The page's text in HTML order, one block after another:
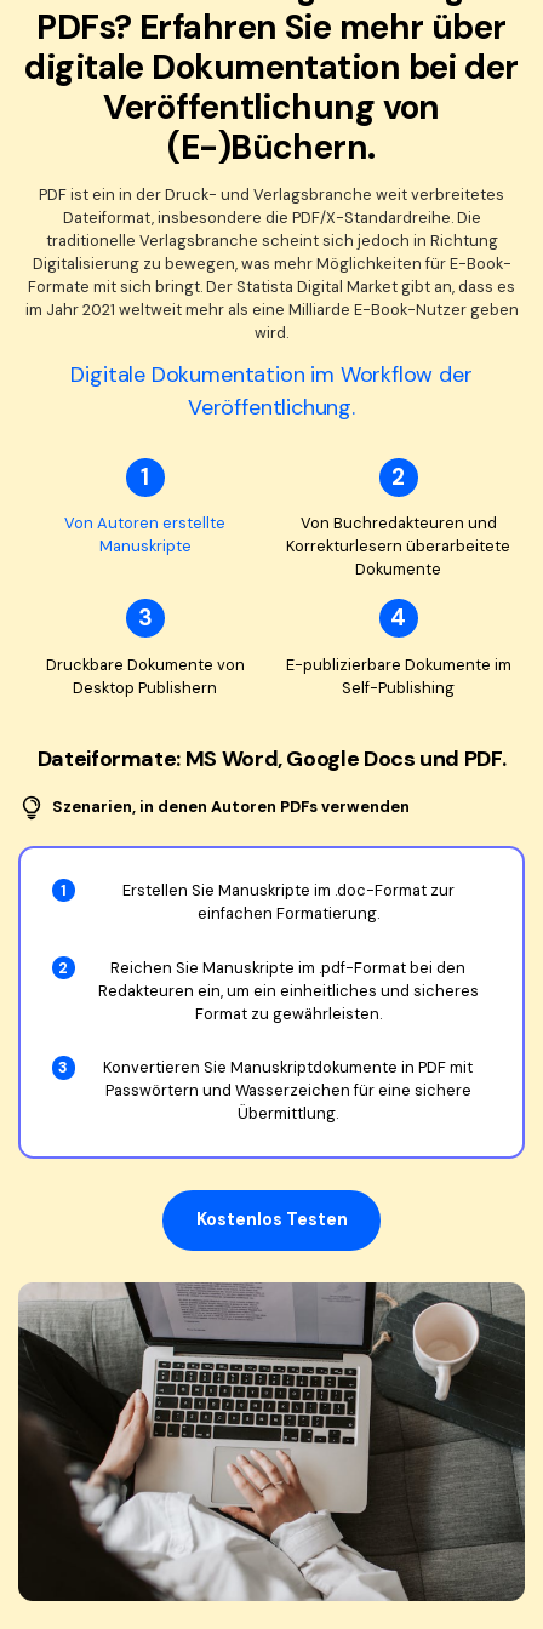
Freiberufler
Alle PDF-Funktionen
PDF-bezogene Informationen, die Sie benötigen.
Download-Zentrum
Laden Sie die leistungsstärksten und einfachsten PDF-Tools
PDFs? Erfahren Sie mehr über
digitale Dokumentation bei der
Veröffentlichung von
(E-)Büchern.
PDF ist ein in der Druck- und Verlagsbranche weit verbreitetes
Dateiformat, insbesondere die PDF/X-Standardreihe. Die
traditionelle Verlagsbranche scheint sich jedoch in Richtung
Digitalisierung zu bewegen, was mehr Möglichkeiten für E-Book-
Formate mit sich bringt. Der Statista Digital Market gibt an, dass es
im Jahr 2021 weltweit mehr als eine Milliarde E-Book-Nutzer geben
wird.
Digitale Dokumentation im Workflow der
Veröffentlichung.
1
Von Autoren erstellte
Manuskripte
2
Von Buchredakteuren und
Korrekturlesern überarbeitete
Dokumente
3
Druckbare Dokumente von
Desktop Publishern
4
E-publizierbare Dokumente im
Self-Publishing
Dateiformate: MS Word, Google Docs und PDF.
Szenarien, in denen Autoren PDFs verwenden
1
Erstellen Sie Manuskripte im .doc-Format zur
einfachen Formatierung.
2
Reichen Sie Manuskripte im .pdf-Format bei den
Redakteuren ein, um ein einheitliches und sicheres
Format zu gewährleisten.
3
Konvertieren Sie Manuskriptdokumente in PDF mit
Passwörtern und Wasserzeichen für eine sichere
Übermittlung.
Kostenlos Testen